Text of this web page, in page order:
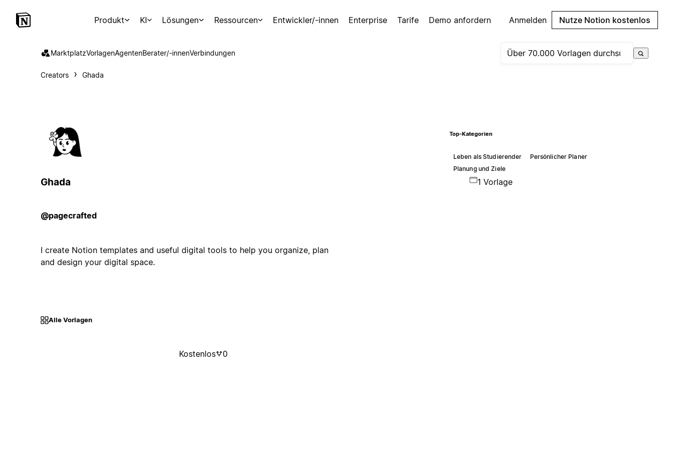
Produkt KI Lösungen Ressourcen Entwickler/-innen Enterprise Tarife Demo anfordern Anmelden Nutze Notion kostenlos
MarktplatzVorlagenAgentenBerater/-innenVerbindungen
Creators Ghada
Ghada
@pagecrafted
I create Notion templates and useful digital tools to help you organize, plan
and design your digital space.
Top-Kategorien
Leben als Studierender
Persönlicher Planer
Planung und Ziele
1 Vorlage
Alle Vorlagen
Kostenlos 0